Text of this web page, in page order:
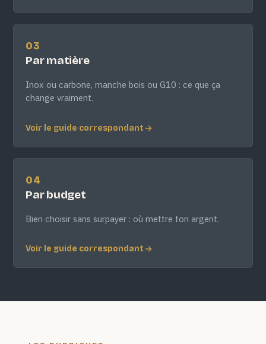
03
Par matière
Inox ou carbone, manche bois ou G10 : ce que ça
change vraiment.
Voir le guide correspondant
04
Par budget
Bien choisir sans surpayer : où mettre ton argent.
Voir le guide correspondant